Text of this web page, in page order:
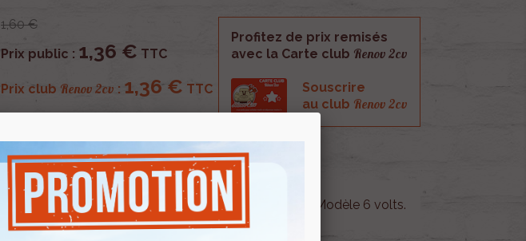
1,60 €
Prix public : 1,36 € TTC
Prix club Renov 2cv : 1,36 € TTC
Profitez de prix remisés
avec la Carte club Renov 2cv
Souscrire
au club Renov 2cv
Pour les veilleuses avant et feux de position arrière. Modèle 6 volts.